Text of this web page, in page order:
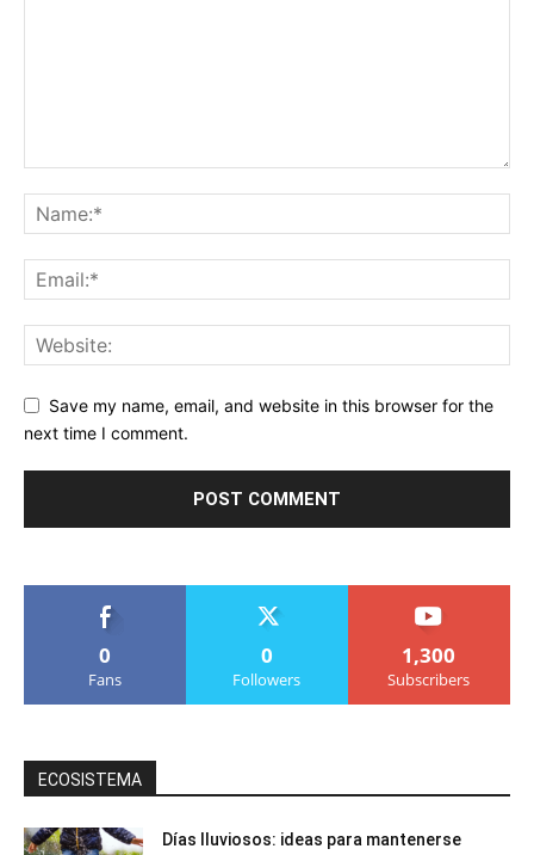
Save my name, email, and website in this browser for the
next time I comment.
0
Fans
0
Followers
1,300
Subscribers
ECOSISTEMA
Días lluviosos: ideas para mantenerse